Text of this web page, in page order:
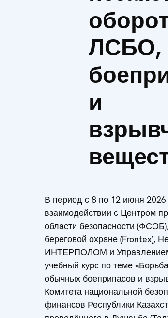
ЛСБО,
и
В период с 8 по 12 июня
взаимодействии с Центром
области безопасности
береговой охране (Frontex),
ИНТЕРПОЛОМ и
учебный курс по теме
обычных боеприпасов и
Комитета национальной
финансов Республики